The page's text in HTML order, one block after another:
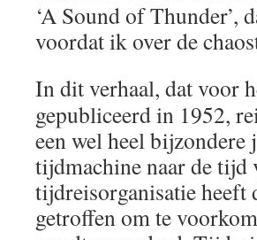
‘A Sound of Thunder’,
voordat ik over de
In dit verhaal, dat voor
gepubliceerd in 1952,
een wel heel bijzondere
tijdmachine naar de tijd
tijdreisorganisatie heeft
getroffen om te